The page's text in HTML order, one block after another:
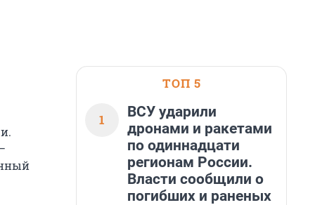
ТОП 5
1
ВСУ ударили
дронами и ракетами
по одиннадцати
регионам России.
Власти сообщили о
погибших и раненых